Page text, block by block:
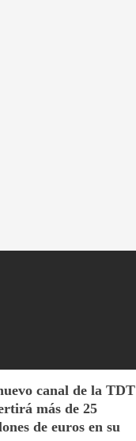
canal de la TDT
más de 25
de euros en su